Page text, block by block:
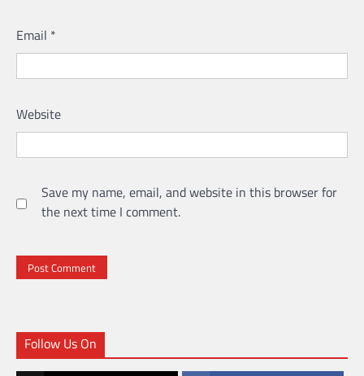
Email *
Website
Save my name, email, and website in this browser for
the next time I comment.
Follow Us On